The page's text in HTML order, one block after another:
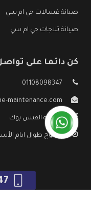
صيانة غسالات جي ام سي
صيانة ثلاجات جي ام سي
كن دائما على
01108098347
maintenance.com
صفحة الفيس بوك
مفتوح طوال ايام